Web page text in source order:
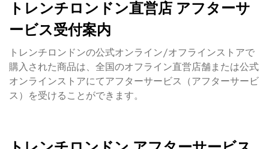
トレンチロンドン直営店 アフターサ
ービス受付案内
トレンチロンドンの公式オンライン/オフラインストアで
購入された商品は、全国のオフライン直営店舗または公式
オンラインストアにてアフターサービス（アフターサービ
ス）を受けることができます。